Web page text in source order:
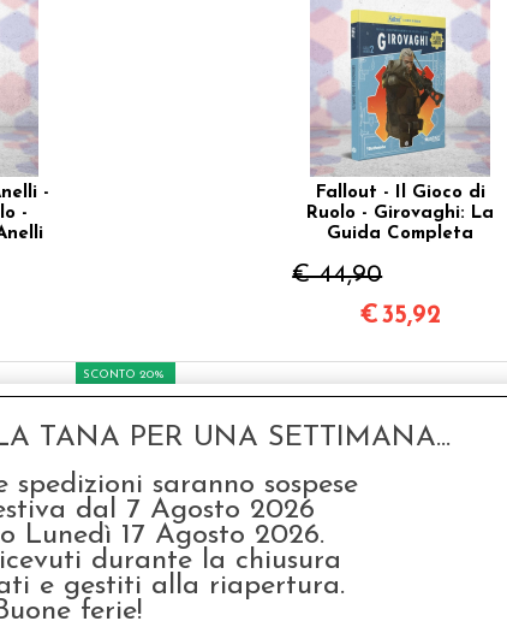
-
-
Fallout - Il Gioco di
Ruolo - Girovaghi: La
Guida Completa
€ 44,90
€ 35,92
SCONTO 20%
Warhammer FRPG -
TANA PER UNA SETTIMANA...
spedizioni saranno sospese
dal 7 Agosto 2026
Lunedì 17 Agosto 2026.
durante la chiusura
e gestiti alla riapertura.
ferie!